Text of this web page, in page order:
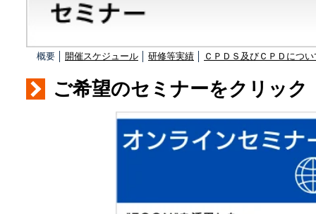
概要 │ 開催スケジュール 研修等実績 ＣＰＤＳ及びＣＰＤにつ
ご希望のセミナーをクリック